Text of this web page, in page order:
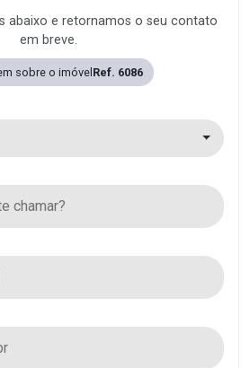
abaixo e retornamos o seu contato
em breve.
sobre o imóvel Ref. 6086